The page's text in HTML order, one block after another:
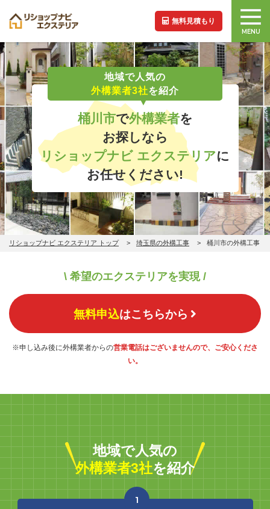
無料見積もり
MENU
地域で人気の
外構業者3社を紹介
桶川市で外構業者を
お探しなら
リショップナビ エクステリアに
お任せください!
リショップナビ エクステリア トップ 埼玉県の外構工事 桶川市の外構工事
\ 希望のエクステリアを実現 /
無料申込はこちらから
※申し込み後に外構業者からの営業電話はございませんので、ご安心くださ
い。
地域で人気の
外構業者3社を紹介
1